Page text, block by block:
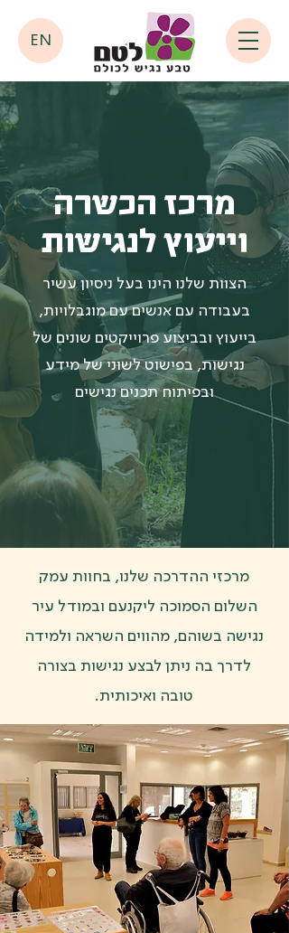
EN
מרכז הכשרה
וייעוץ לנגישות
הצוות שלנו הינו בעל ניסיון עשיר
בעבודה עם אנשים עם מוגבלויות,
בייעוץ ובביצוע פרוייקטים שונים של
נגישות, בפישוט לשוני של מידע
ובפיתוח תכנים נגישים
מרכזי ההדרכה שלנו, בחוות עמק
השלום הסמוכה ליקנעם ובמודל עיר
נגישה בשוהם, מהווים השראה ולמידה
לדרך בה ניתן לבצע נגישות בצורה
טובה ואיכותית.